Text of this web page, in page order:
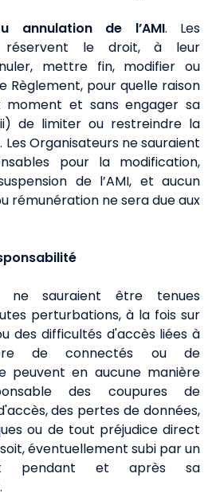
annulation de l’AMI. Les
réservent le droit, à leur
mettre fin, modifier ou
Règlement, pour quelle raison
et sans engager sa
de limiter ou restreindre la
Les Organisateurs ne sauraient
pour la modification,
de l’AMI, et aucun
rémunération ne sera due aux
ne sauraient être tenues
perturbations, à la fois sur
des difficultés d'accès liées à
de connectés ou de
peuvent en aucune manière
des coupures de
des pertes de données,
ou de tout préjudice direct
éventuellement subi par un
pendant et après sa